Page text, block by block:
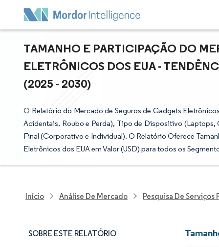
TAMANHO E PARTICIPAÇÃO DO
ELETRÔNICOS DOS EUA -
(2025 - 2030)
O Relatório do Mercado de Seguros de Gadgets
Acidentais, Roubo e Perda), Tipo de Dispositivo
Final (Corporativo e Individual). O Relatório Oferece
Eletrônicos dos EUA em Valor (USD) para todos os
Início Análise De Mercado Pesquisa De
SOBRE ESTE RELATÓRIO